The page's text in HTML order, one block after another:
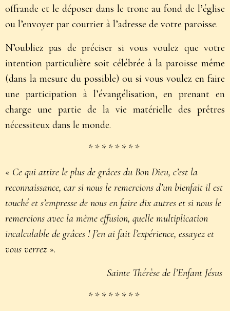
offrande et le déposer dans le tronc au fond de l’église
ou l’envoyer par courrier à l’adresse de votre paroisse.
N’oubliez pas de préciser si vous voulez que votre
intention particulière soit célébrée à la paroisse même
(dans la mesure du possible) ou si vous voulez en faire
une participation à l’évangélisation, en prenant en
charge une partie de la vie matérielle des prêtres
nécessiteux dans le monde.
* * * * * * * *
« Ce qui attire le plus de grâces du Bon Dieu, c’est la
reconnaissance, car si nous le remercions d’un bienfait il est
touché et s’empresse de nous en faire dix autres et si nous le
remercions avec la même effusion, quelle multiplication
incalculable de grâces ! J’en ai fait l’expérience, essayez et
vous verrez ».
Sainte Thérèse de l’Enfant Jésus
* * * * * * * *